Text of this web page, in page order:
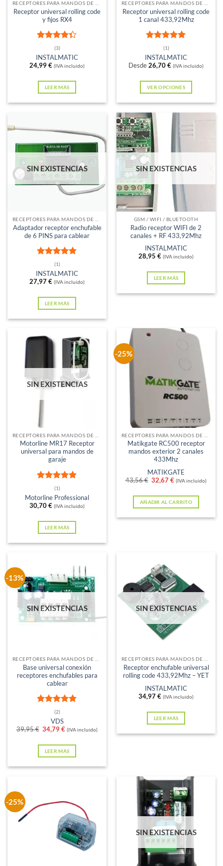
RECEPTORES PARA MANDOS DE GARAJE
Receptor universal rolling code
y fijos RX4
Valorado
con4.33
de 5
(3)
INSTALMATIC
24,99€ (IVA incluido)
LEER MÁS
RECEPTORES PARA MANDOS DE GARAJE
Receptor universal rolling code
1 canal 433,92Mhz
Valorado
con5 de 5
(1)
INSTALMATIC
Desde26,70€ (IVA incluido)
VER OPCIONES
producto
tiene
múltiples
opciones
se
pueden
elegir
en
la
de
SIN EXISTENCIAS
Adaptador receptor enchufable
de 6 PINS para cablear
Valorado
con5 de 5
(1)
INSTALMATIC
27,97€ (IVA incluido)
LEER MÁS
SIN EXISTENCIAS
GSM / WIFI / BLUETOOTH
Radio receptor WIFI de 2
canales + RF 433,92Mhz
INSTALMATIC
28,95 € (IVA incluido)
LEER MÁS
SIN EXISTENCIAS
Motorline MR17 Receptor
universal para mandos de
garaje
Valorado
con
5de 5
(1)
Motorline Professional
30,70€ (IVA incluido)
LEER MÁS
-25%
Matikgate RC500 receptor
mandos exterior 2 canales
433Mhz
MATIKGATE
43,56€ El
original
era:
43,56 €.
32,67€El
actual
es:
32,67 €.
(IVA incluido)
AÑADIR AL CARRITO
-13%
SIN EXISTENCIAS
RECEPTORES PARA MANDOS DE GARAJE
Base universal conexión
receptores enchufables para
cablear
Valorado
con5de 5
(2)
VDS
39,95€ El
original
era:
39,95 €.
34,79€El
actual
es:
34,79 €.
(IVA incluido)
LEER MÁS
SIN EXISTENCIAS
RECEPTORES PARA MANDOS DE GARAJE
Receptor enchufable universal
rolling code 433,92Mhz – YET
INSTALMATIC
34,97€ (IVA incluido)
LEER MÁS
-25%
SIN EXISTENCIAS